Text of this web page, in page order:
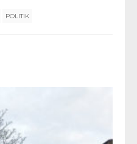
POLITIK